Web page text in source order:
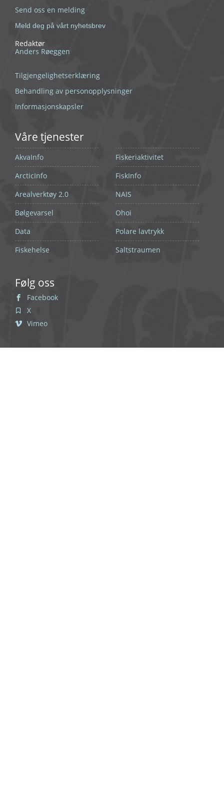
Send oss en melding
Meld deg på vårt nyhetsbrev
Redaktør
Anders Røeggen
Tilgjengelighetserklæring
Behandling av personopplysninger
Informasjonskapsler
Våre tjenester
AkvaInfo
ArcticInfo
Arealverktøy 2.0
Bølgevarsel
Data
Fiskehelse
Fiskeriaktivitet
FiskInfo
NAIS
Ohoi
Polare lavtrykk
Saltstraumen
Følg oss
Facebook
X
Vimeo